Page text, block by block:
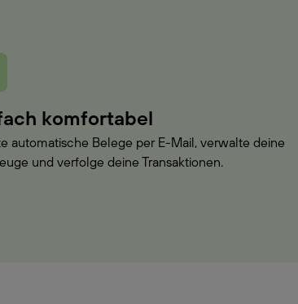
komfortabel
automatische Belege per E-Mail, verwalte deine
und verfolge deine Transaktionen.